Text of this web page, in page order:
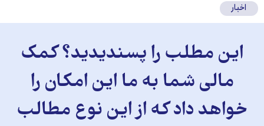
اخبار
این مطلب را پسندیدید؟ کمک
مالی شما به ما این امکان را
خواهد داد که از این نوع مطالب